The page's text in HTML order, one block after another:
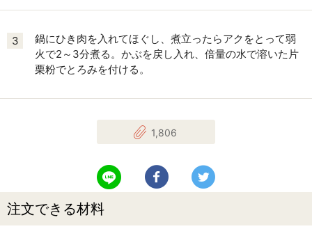
3
鍋にひき肉を入れてほぐし、煮立ったらアクをとって弱
火で2～3分煮る。かぶを戻し入れ、倍量の水で溶いた片
栗粉でとろみを付ける。
1,806
LINEで送る Facebookでシェアする
注文できる材料